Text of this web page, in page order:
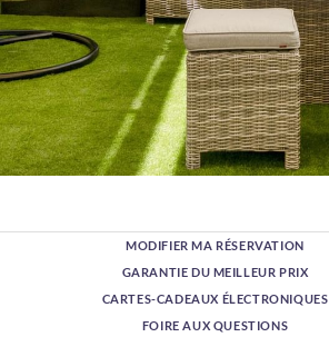
MODIFIER MA RÉSERVATION
GARANTIE DU MEILLEUR PRIX
CARTES-CADEAUX ÉLECTRONIQUES
FOIRE AUX QUESTIONS